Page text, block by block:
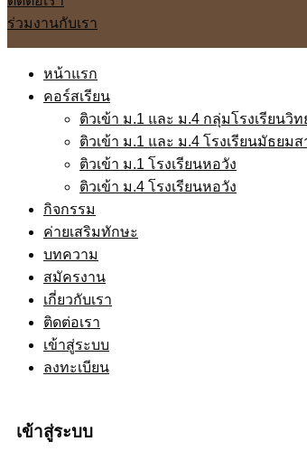
ร่วมงานกับเรา
หน้าแรก
คอร์สเรียน
ติวเข้า ม.1 และ ม.4 กลุ่มโรงเรียน
ติวเข้า ม.1 และ ม.4 โรงเรียนมัธย
ติวเข้า ม.1 โรงเรียนหอวัง
ติวเข้า ม.4 โรงเรียนหอวัง
กิจกรรม
ค่ายเสริมทักษะ
บทความ
สมัครงาน
เกี่ยวกับเรา
ติดต่อเรา
เข้าสู่ระบบ
ลงทะเบียน
เข้าสู่ระบบ